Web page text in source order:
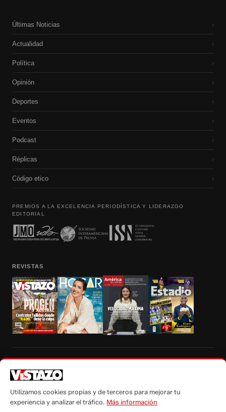
Últimas Noticias ›
Actualidad ›
Política ›
Opinión ›
Deportes ›
Eventos ›
Podcast ›
Réplicas ›
Código etico ›
PREMIOS A LA EXCELENCIA PERIODÍSTICA Y LIDERAZGO
EDITORIAL
REVISTAS
autorización escrita de su titular, de todos los contenidos de Vistazo.com.
Utilizamos cookies propias y de terceros para mejorar tu
experiencia y analizar el tráfico. Más información